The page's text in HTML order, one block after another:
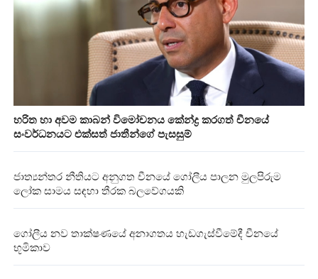
හරිත හා අවම කාබන් විමෝචනය කේන්ද්‍ර කරගත් චීනයේ
සංවර්ධනයට එක්සත් ජාතීන්ගේ පැසසුම්
ජාත්‍යන්තර නීතියට අනුගත චීනයේ ගෝලීය පාලන මුලපිරුම
ලෝක සාමය සඳහා තීරක බලවේගයකි
ගෝලීය නව තාක්ෂණයේ අනාගතය හැඩගැස්වීමේදී චීනයේ
භූමිකාව